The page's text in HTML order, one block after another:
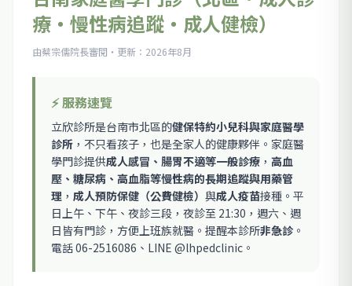
療・慢性病追蹤・成人健檢）
由蔡宗儒院長審閱・更新： 2026年8月
⚡ 服務速覽
立欣診所是台南市北區的健保特約小兒科與家庭醫學
診所 ，不只看孩子，也是全家人的健康夥伴。家庭醫
學門診提供成人感冒、腸胃不適等一般診療 ， 高血
壓、糖尿病、高血脂等慢性病的長期追蹤與用藥管
理 ， 成人預防保健（公費健檢） 與成人疫苗接種。平
日上午、下午、夜診三段，夜診至 21:30，週六、週
日皆有門診，方便上班族就醫。提醒本診所非急診 。
電話 06-2516086、LINE @lhpedclinic。